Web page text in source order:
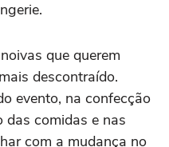
que querem
descontraído.
evento, na confecção
das comidas e nas
com a mudança no